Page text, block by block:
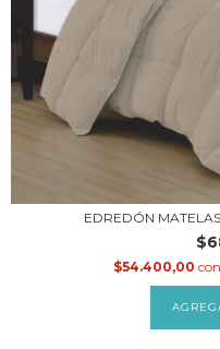
EDREDÓN
$54.400,00 con